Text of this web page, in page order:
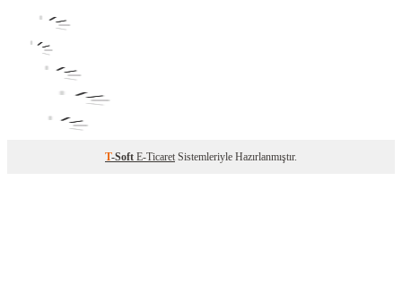
T-Soft E-Ticaret Sistemleriyle Hazırlanmıştır.